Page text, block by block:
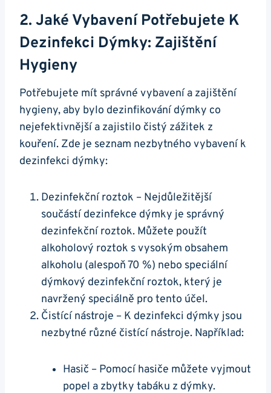
2. Jaké Vybavení Potřebujete K
Dezinfekci Dýmky: Zajištění
Hygieny
Potřebujete mít správné vybavení a zajištění
hygieny, aby bylo dezinfikování dýmky co
nejefektivnější a zajistilo čistý zážitek z
kouření. Zde je seznam nezbytného vybavení k
dezinfekci dýmky:
Dezinfekční roztok – Nejdůležitější
součástí dezinfekce dýmky je správný
dezinfekční roztok. Můžete použít
alkoholový roztok s vysokým obsahem
alkoholu (alespoň 70 %) nebo speciální
dýmkový dezinfekční roztok, který je
navržený speciálně pro tento účel.
Čistící nástroje – K dezinfekci dýmky jsou
nezbytné různé čistící nástroje. Například:
Hasič – Pomocí hasiče můžete vyjmout
popel a zbytky tabáku z dýmky.